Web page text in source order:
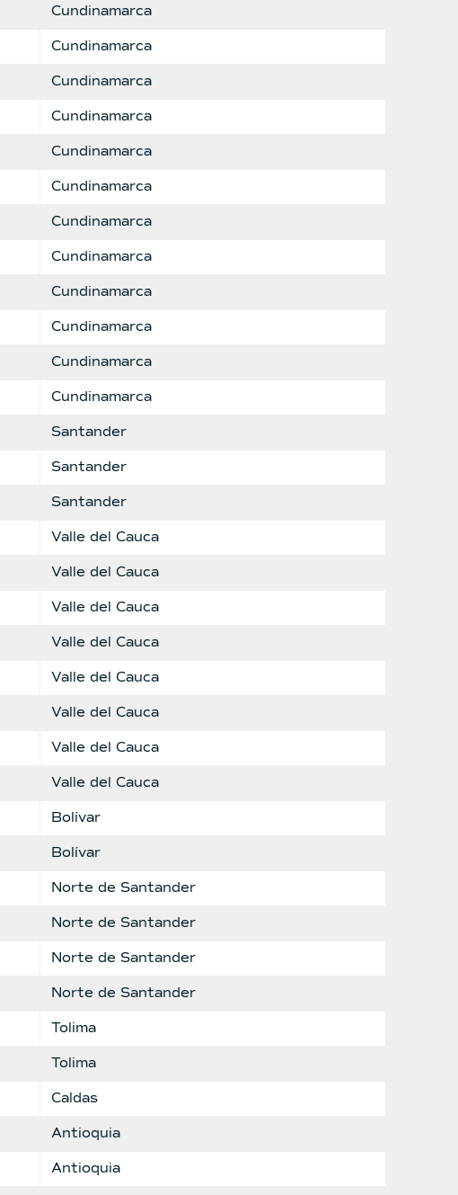
Cundinamarca
Cundinamarca
Cundinamarca
Cundinamarca
Cundinamarca
Cundinamarca
Cundinamarca
Cundinamarca
Cundinamarca
Cundinamarca
Cundinamarca
Cundinamarca
Santander
Santander
Santander
Valle del Cauca
Valle del Cauca
Valle del Cauca
Valle del Cauca
Valle del Cauca
Valle del Cauca
Valle del Cauca
Valle del Cauca
Bolívar
Bolívar
Norte de Santander
Norte de Santander
Norte de Santander
Norte de Santander
Tolima
Tolima
Caldas
Antioquia
Antioquia